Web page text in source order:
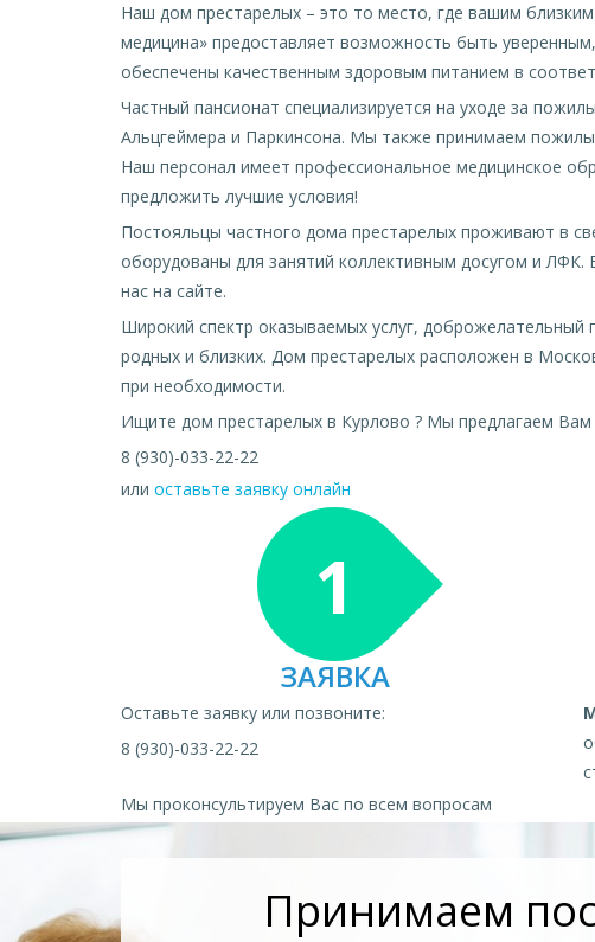
Наш дом престарелых – это то место, где вашим
медицина» предоставляет возможность быть
обеспечены качественным здоровым питанием в
Частный пансионат специализируется на уходе за
Альцгеймера и Паркинсона. Мы также принимаем
Наш персонал имеет профессиональное медицинское
предложить лучшие условия!
Постояльцы частного дома престарелых проживают в
оборудованы для занятий коллективным досугом и
нас на сайте.
Широкий спектр оказываемых услуг, доброжелательный
родных и близких. Дом престарелых расположен в
при необходимости.
Ищите дом престарелых в Курлово ? Мы предлагаем
8 (930)-033-22-22
или оставьте заявку онлайн
1
ЗАЯВКА
Оставьте заявку или позвоните:
8 (930)-033-22-22
Мы проконсультируем Вас по всем вопросам
Принимаем